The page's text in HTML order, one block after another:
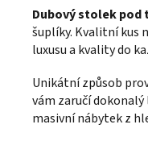
Dubový stolek pod
šuplíky. Kvalitní kus
luxusu a kvality do
Unikátní způsob
vám zaručí
masivní nábytek z